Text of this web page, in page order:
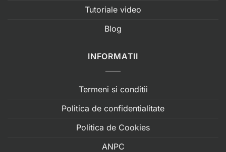
Tutoriale video
Blog
INFORMATII
Termeni si conditii
Politica de confidentialitate
Politica de Cookies
ANPC